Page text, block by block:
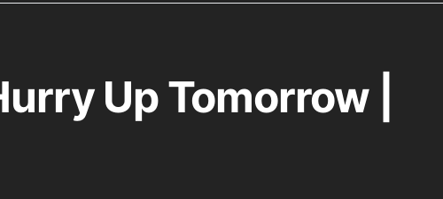
Up Tomorrow |